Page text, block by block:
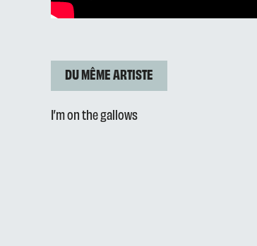
DU MÊME ARTISTE
I’m on the gallows